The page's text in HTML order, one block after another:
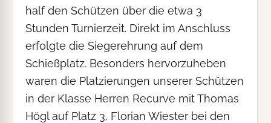
half den Schützen über die etwa 3
Stunden Turnierzeit. Direkt im Anschluss
erfolgte die Siegerehrung auf dem
Schießplatz. Besonders hervorzuheben
waren die Platzierungen unserer Schützen
in der Klasse Herren Recurve mit Thomas
Högl auf Platz 3, Florian Wiester bei den